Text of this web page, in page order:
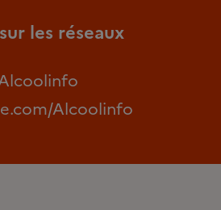
les réseaux
Alcoolinfo